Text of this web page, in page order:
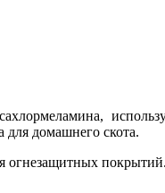
для домашнего скота.
огнезащитных покрытий.